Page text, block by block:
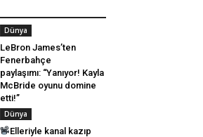
Dünya
LeBron James’ten
Fenerbahçe
paylaşımı: “Yanıyor! Kayla
McBride oyunu domine
etti!”
Dünya
Elleriyle kanal kazıp